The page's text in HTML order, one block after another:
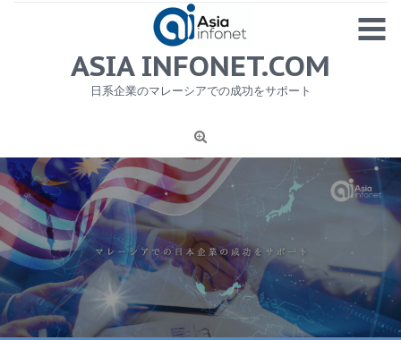
MENU
1
ニュース
労務サービス
プライバシーポリシー及び著作権について
お問合せ
ASIA INFONET.COM
日系企業のマレーシアでの成功をサポート